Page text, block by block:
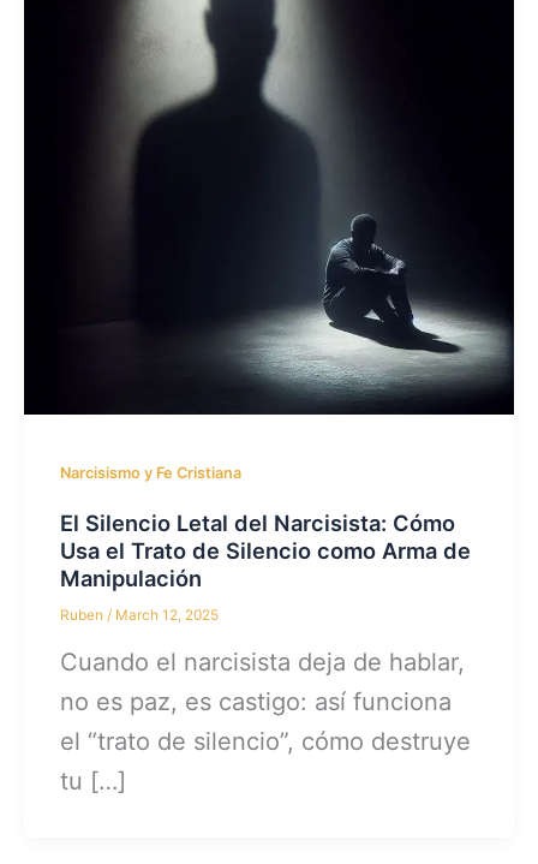
Narcisismo y Fe Cristiana
El Silencio Letal del Narcisista: Cómo
Usa el Trato de Silencio como Arma de
Manipulación
Ruben/ March 12, 2025
Cuando el narcisista deja de hablar,
no es paz, es castigo: así funciona
el “trato de silencio”, cómo destruye
tu […]